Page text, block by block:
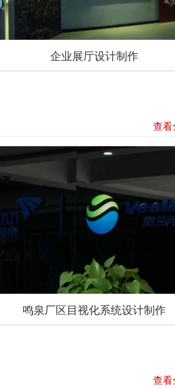
企业展厅设计制作
查
鸣泉厂区目视化系统设计制作
查